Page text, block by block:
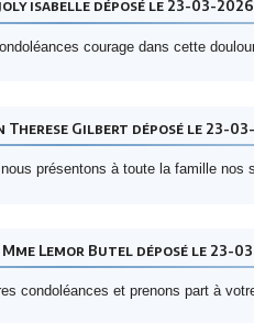
isabelle déposé le 23-03-2026
courage dans cette
Therese Gilbert déposé le 23-
présentons à toute la famille nos
Lemor Butel déposé le 23-
condoléances et prenons part à